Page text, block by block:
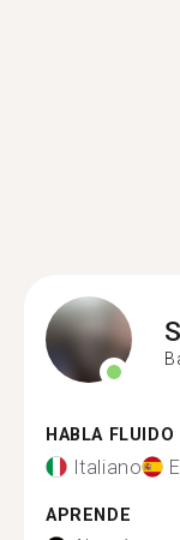
HABLA FLUIDO
Italiano
APRENDE